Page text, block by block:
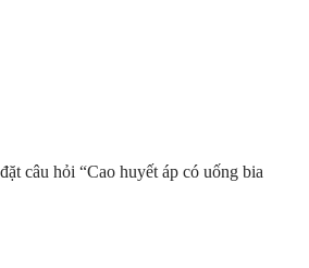
câu hỏi “Cao huyết áp có uống bia